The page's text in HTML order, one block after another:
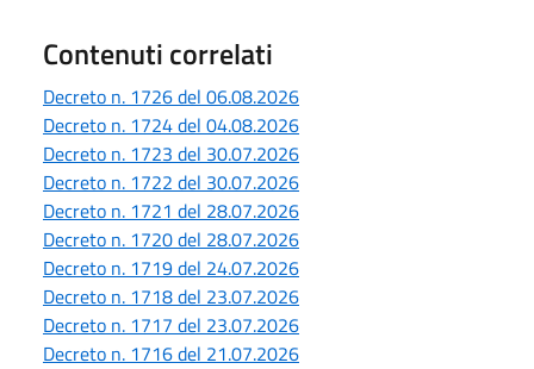
Contenuti correlati
Decreto n. 1726 del 06.08.2026
Decreto n. 1724 del 04.08.2026
Decreto n. 1723 del 30.07.2026
Decreto n. 1722 del 30.07.2026
Decreto n. 1721 del 28.07.2026
Decreto n. 1720 del 28.07.2026
Decreto n. 1719 del 24.07.2026
Decreto n. 1718 del 23.07.2026
Decreto n. 1717 del 23.07.2026
Decreto n. 1716 del 21.07.2026